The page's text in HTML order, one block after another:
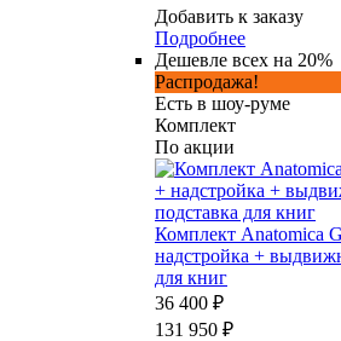
Добавить к заказу
Подробнее
Дешевле всех на 20%
Распродажа!
Есть в шоу-руме
Комплект
По акции
Комплект Anatomica
надстройка +
для книг
36 400 ₽
131 950 ₽